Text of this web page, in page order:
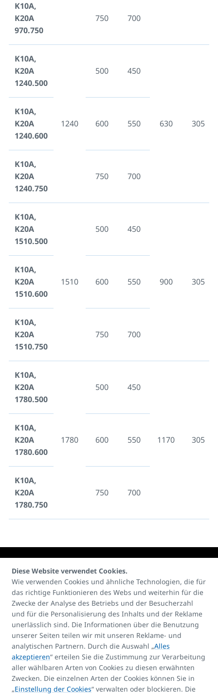
K10A,
K20A
970.750
750 700
K10A,
K20A
1240.500
1240
500 450
630 305
K10A,
K20A
1240.600
600 550
K10A,
K20A
1240.750
750 700
K10A,
K20A
1510.500
1510
500 450
900 305
K10A,
K20A
1510.600
600 550
K10A,
K20A
1510.750
750 700
K10A,
K20A
1780.500
1780
500 450
1170 305
K10A,
K20A
1780.600
600 550
K10A,
K20A
1780.750
750 700
Kontakte:
E-mail
info@korado.at
Produkt-Assistent
Diese Website verwendet Cookies.
Wie verwenden Cookies und ähnliche Technologien, die für
das richtige Funktionieren des Webs und weiterhin für die
Zwecke der Analyse des Betriebs und der Besucherzahl
und für die Personalisierung des Inhalts und der Reklame
unerlässlich sind. Die Informationen über die Benutzung
unserer Seiten teilen wir mit unseren Reklame- und
analytischen Partnern. Durch die Auswahl „Alles
akzeptieren“ erteilen Sie die Zustimmung zur Verarbeitung
aller wählbaren Arten von Cookies zu diesen erwähnten
Zwecken. Die einzelnen Arten der Cookies können Sie in
„Einstellung der Cookies“ verwalten oder blockieren. Die